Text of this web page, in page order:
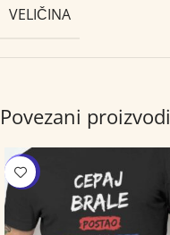
VELIČINA
Povezani proizvodi
-24%